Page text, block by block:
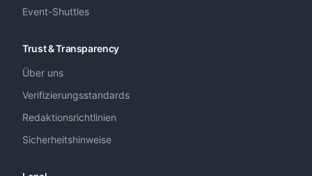
Event-Shuttles
Trust & Transparency
Über uns
Verifizierungsstandards
Redaktionsrichtlinien
Sicherheitshinweise